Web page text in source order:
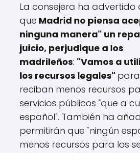
La consejera ha advertido
que Madrid no piensa
ninguna manera" un
juicio, perjudique a los
madrileños: "Vamos a
los recursos legales"
reciban menos recursos
servicios públicos "que a
español". También ha
permitirán que "ningún
menos recursos para los